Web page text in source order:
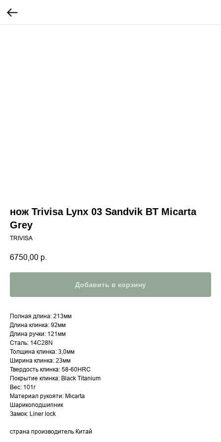
нож Trivisa Lynx 03 Sandvik BT Micarta
Grey
TRIVISA
6750,00 р.
Добавить в корзину
Полная длина: 213мм
Длина клинка: 92мм
Длина ручки: 121мм
Сталь: 14C28N
Толщина клинка: 3,0мм
Ширина клинка: 23мм
Твердость клинка: 58-60HRC
Покрытие клинка: Black Titanium
Вес: 101г
Материал рукояти: Micarta
Шарикоподшипник
Замок: Liner lock
страна производитель Китай